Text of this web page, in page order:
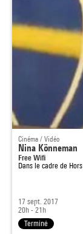
Cinéma / Vidéo
Nina Könneman
Free Wifi
Dans le cadre de
17 sept. 2017
20h - 21h
Terminé